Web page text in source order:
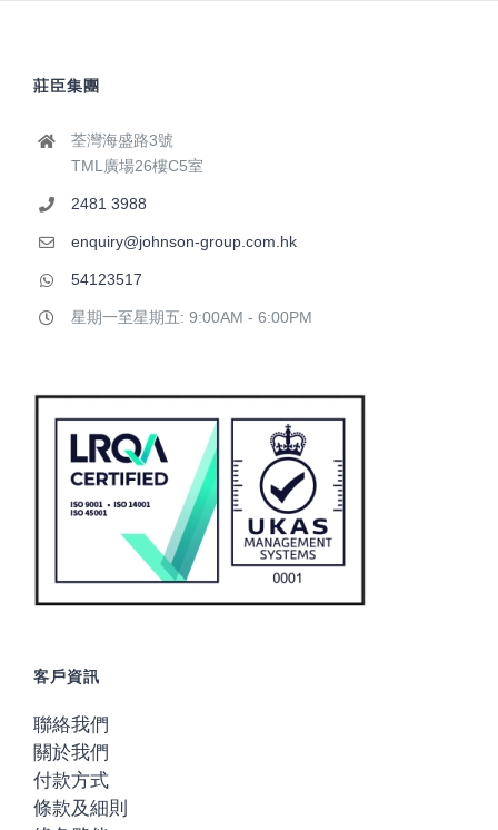
莊臣集團
荃灣海盛路3號
TML廣場26樓C5室
2481 3988
enquiry@johnson-group.com.hk
54123517
星期一至星期五: 9:00AM - 6:00PM
客戶資訊
聯絡我們
關於我們
付款方式
條款及細則